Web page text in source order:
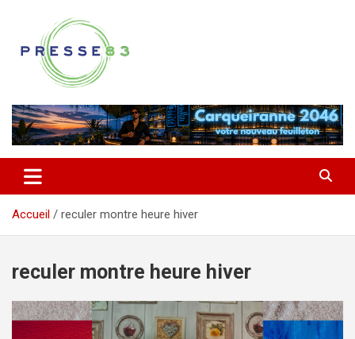
contenu
Presse 83
Accueil reculer montre heure hiver
reculer montre heure hiver